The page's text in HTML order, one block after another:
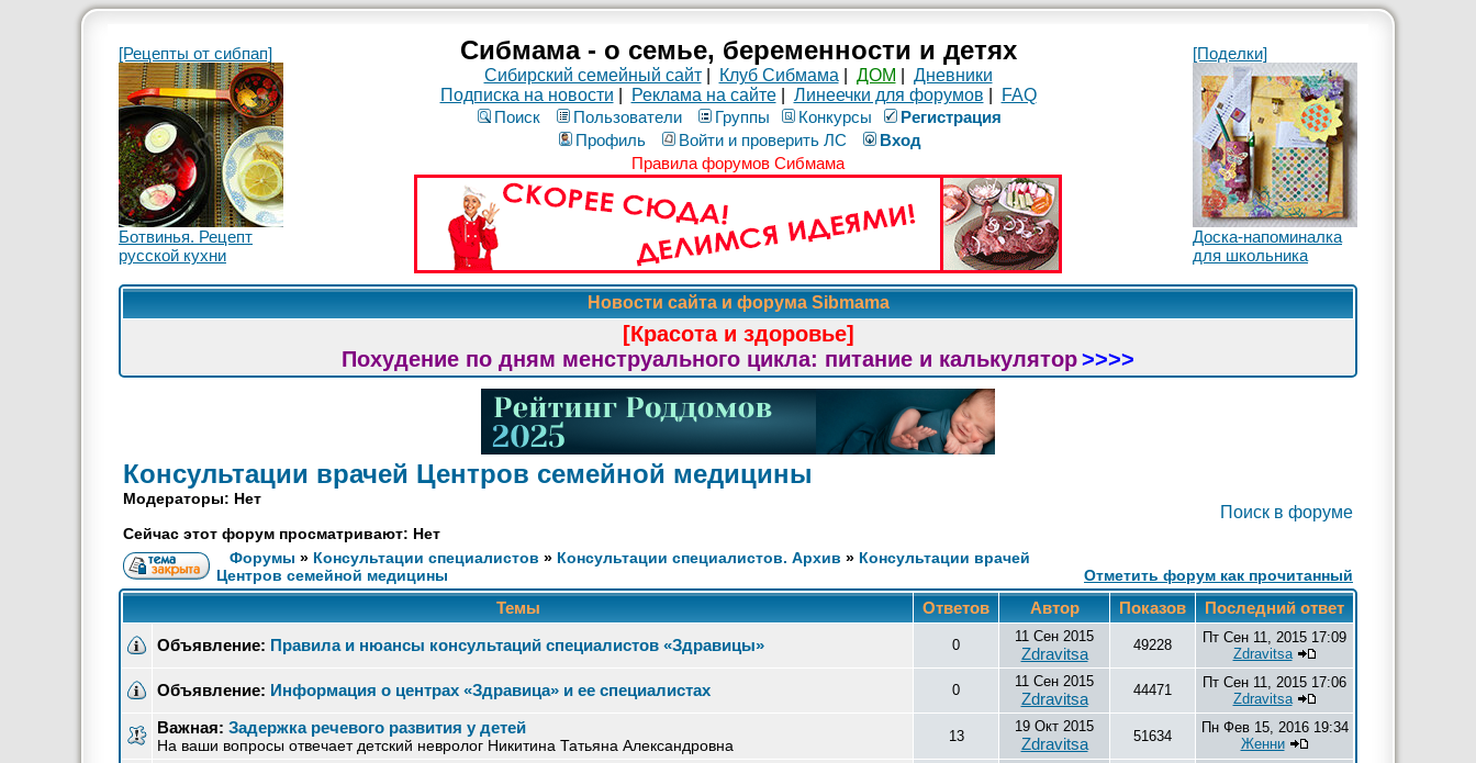
[Рецепты от сибпап]
Ботвинья. Рецепт
русской кухни
Сибмама - о семье, беременности и детях
Сибирский семейный сайт| Клуб Сибмама ДОМ
Дневники
Подписка на новости
Реклама на сайте| Линеечки для форумов
FAQ
Поиск
Пользователи Группы Конкурсы
Рeгиcтpaция
Профиль
Войти и проверить ЛС
Вход
Правила форумов Сибмама
[Поделки]
Доска-напоминалка
для школьника
Новости сайта и форума Sibmama
[Красота и здоровье]
Похудение по дням менструального цикла: питание и калькулятор>>>>
Консультации врачей Центров семейной медицины
Модераторы: Нет
Сейчас этот форум просматривают: Нет
Поиск в форуме
Форумы » Консультации специалистов » Консультации специалистов. Архив » Консультации врачей
Центров семейной медицины
Отметить форум как прочитанный
Темы Ответов Автор Показов
Последний ответ
Объявление: Правила и нюансы консультаций специалистов «Здравицы» 0
11 Сен 2015
Zdravitsa 49228
Пт Сен 11, 2015 17:09
Zdravitsa
Объявление: Информация о центрах «Здравица» и ее специалистах 0
11 Сен 2015
Zdravitsa 44471
Пт Сен 11, 2015 17:06
Zdravitsa
Важная: Задержка речевого развития у детей
На ваши вопросы отвечает детский невролог Никитина Татьяна Александровна
13
19 Окт 2015
Zdravitsa 51634
Пн Фев 15, 2016 19:34
Женни